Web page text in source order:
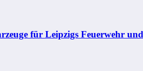
für Leipzigs Feuerwehr